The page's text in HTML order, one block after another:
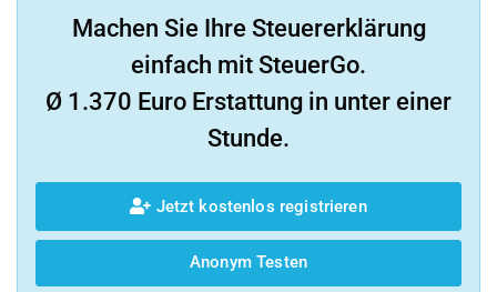
Machen Sie Ihre Steuererklärung
einfach mit SteuerGo.
Ø 1.370 Euro Erstattung in unter einer
Stunde.
Jetzt kostenlos registrieren
Anonym Testen